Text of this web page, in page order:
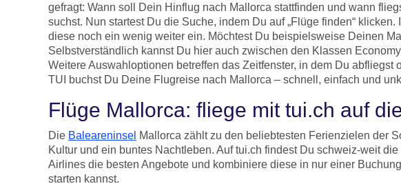
gefragt: Wann soll Dein Hinflug nach Mallorca stattfinden und wann
suchst. Nun startest Du die Suche, indem Du auf „Flüge finden“
diese noch ein wenig weiter ein. Möchtest Du beispielsweise Deinen
Selbstverständlich kannst Du hier auch zwischen den Klassen
Weitere Auswahloptionen betreffen das Zeitfenster, in dem Du
TUI buchst Du Deine Flugreise nach Mallorca – schnell, einfach und
Flüge Mallorca: fliege mit tui.ch auf
Die Baleareninsel Mallorca zählt zu den beliebtesten Ferienzielen der
Kultur und ein buntes Nachtleben. Auf tui.ch findest Du schweiz-weit
Airlines die besten Angebote und kombiniere diese in nur einer
starten kannst.